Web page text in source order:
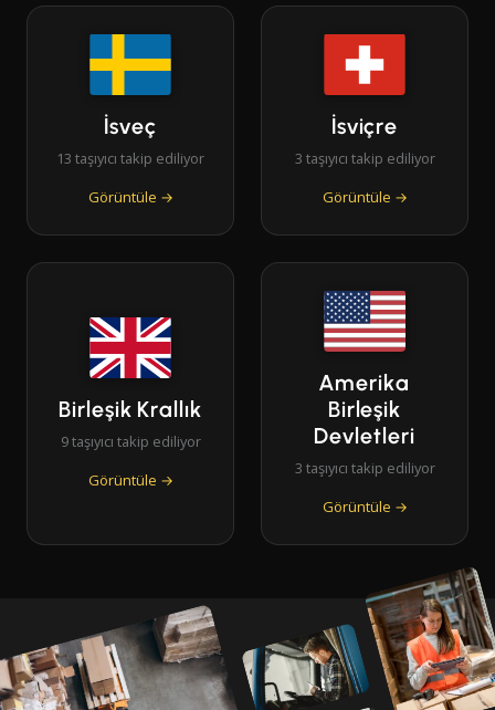
İsveç
13 taşıyıcı takip ediliyor
Görüntüle →
İsviçre
3 taşıyıcı takip ediliyor
Görüntüle →
Birleşik Krallık
9 taşıyıcı takip ediliyor
Görüntüle →
Amerika
Birleşik
Devletleri
3 taşıyıcı takip ediliyor
Görüntüle →